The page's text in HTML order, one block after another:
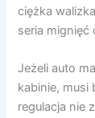
ciężka
seria mignięć
Jeżeli auto
kabinie, musi
regulacja nie